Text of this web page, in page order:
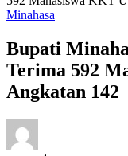
Minahasa
Bupati
Terima 592
Angkatan 142